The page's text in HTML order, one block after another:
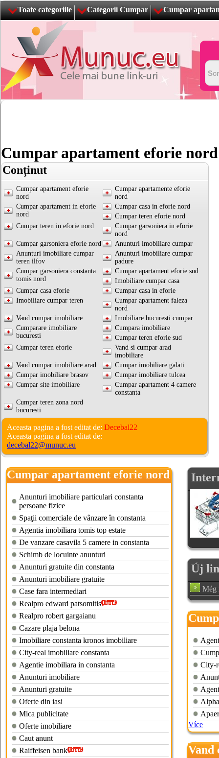
Toate categoriile Categorii Cumpar Cumpar
Cumpar apartament eforie nord
Conținut
Cumpar apartament eforie
nord
Cumpar apartamente eforie
nord
Cumpar apartament in eforie
nord
Cumpar casa in eforie nord
Cumpar teren eforie nord
Cumpar teren in eforie nord
Cumpar garsoniera in eforie
nord
Cumpar garsoniera eforie nord
Anunturi imobiliare cumpar
Anunturi imobiliare cumpar
teren ilfov
Anunturi imobiliare cumpar
padure
Cumpar garsoniera constanta
tomis nord
Cumpar apartament eforie sud
Imobiliare cumpar casa
Cumpar casa eforie
Cumpar casa in eforie
Imobiliare cumpar teren
Cumpar apartament faleza
nord
Vand cumpar imobiliare
Imobiliare bucuresti cumpar
Cumparare imobiliare
bucuresti
Cumpara imobiliare
Cumpar teren eforie sud
Cumpar teren eforie
Vand si cumpar arad
imobiliare
Vand cumpar imobiliare arad
Cumpar imobiliare galati
Cumpar imobiliare brasov
Cumpar imobiliare tulcea
Cumpar site imobiliare
Cumpar apartament 4 camere
constanta
Cumpar teren zona nord
bucuresti
Aceasta pagina a fost editat de: Decebal22
Aceasta pagina a fost editat de:
decebal22@munuc.eu
Cumpar apartament eforie nord
Anunturi imobiliare particulari constanta
persoane fizice
Spaţii comerciale de vânzare în constanta
Agentia imobiliara tomis top estate
De vanzare casavila 5 camere in constanta
Schimb de locuinte anunturi
Anunturi gratuite din constanta
Anunturi imobiliare gratuite
Case fara intermediari
Realpro edward patsomitis
Realpro robert gargaianu
Cazare plaja belona
Imobiliare constanta kronos imobiliare
City-real imobiliare constanta
Agentie imobiliara in constanta
Anunturi imobiliare
Anunturi gratuite
Oferte din iasi
Mica publicitate
Oferte imobiliare
Caut anunt
Raiffeisen bank
Új
Még
City-
Více
Vand